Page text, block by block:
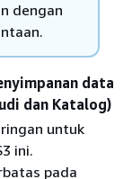
dengan
data
dan Katalog)
untuk
ini.
pada